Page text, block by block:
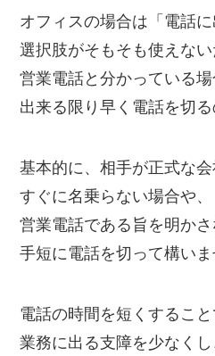
オフィスの場合は「電話
選択肢がそもそも使えない
営業電話と分かっている場
出来る限り早く電話を切る
基本的に、相手が正式な会
すぐに名乗らない場合や、
営業電話である旨を明かさ
手短に電話を切って構いま
電話の時間を短くすること
業務に出る支障を少なくし